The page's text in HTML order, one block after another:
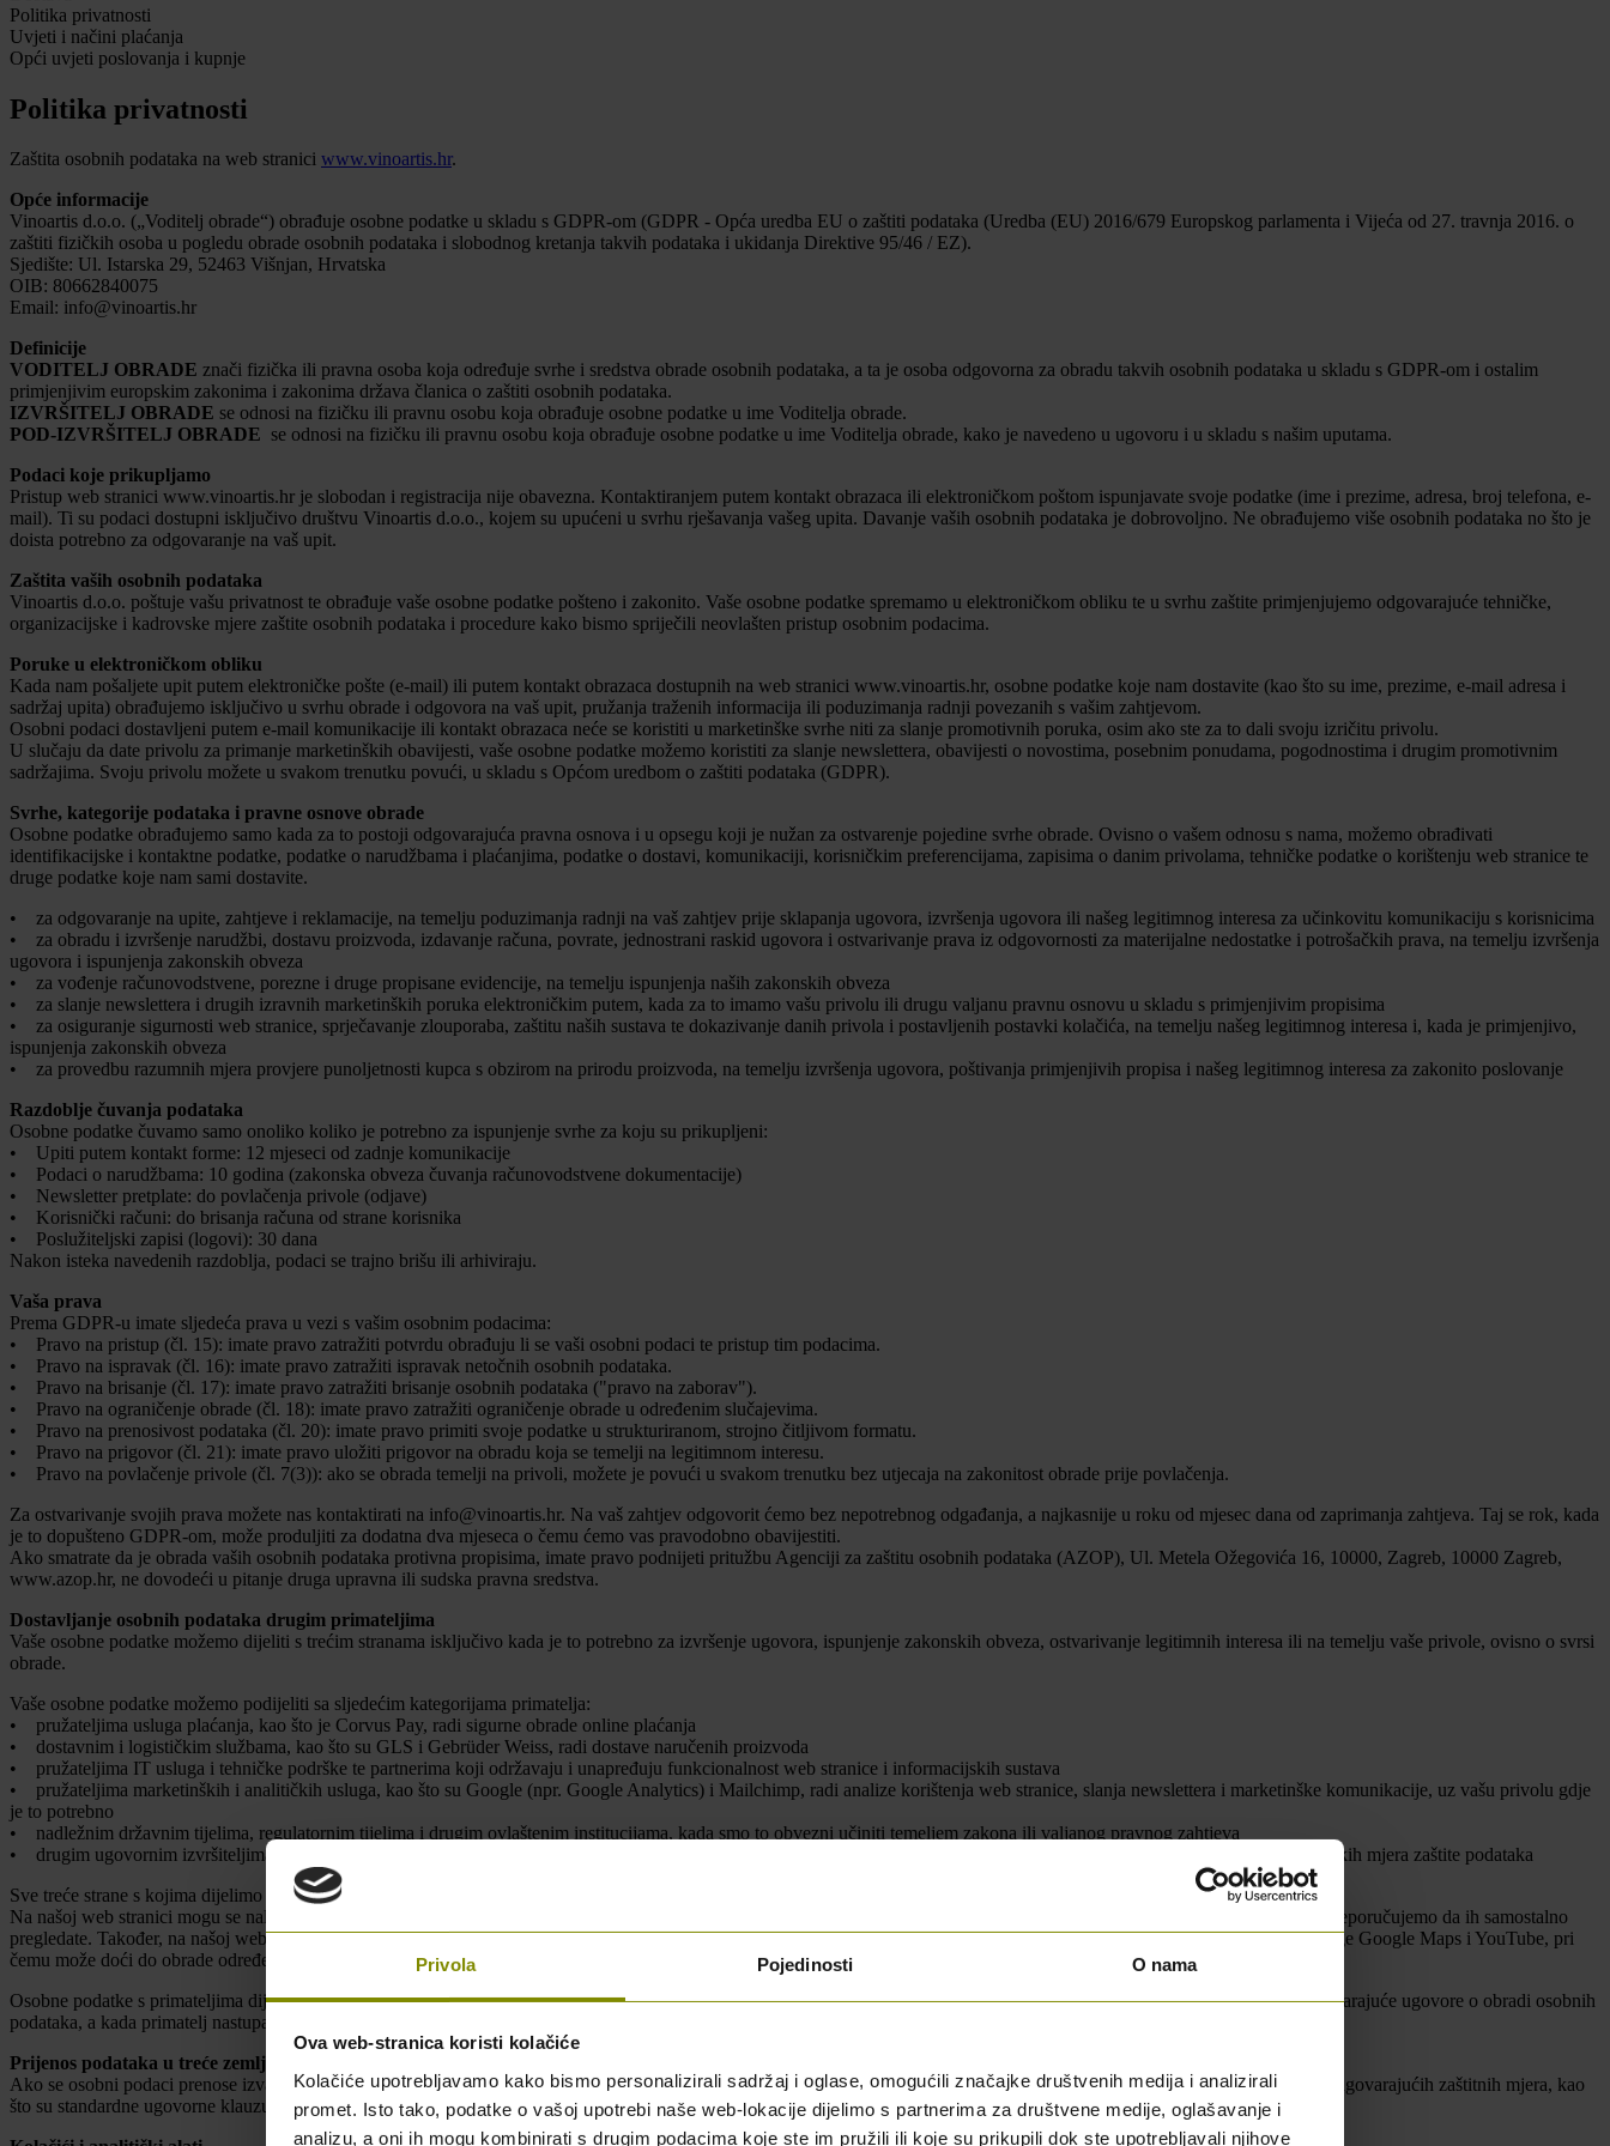
Privola Pojedinosti O nama
Ova web-stranica koristi kolačiće
Kolačiće upotrebljavamo kako bismo personalizirali sadržaj i oglase, omogućili značajke društvenih medija i analizirali
promet. Isto tako, podatke o vašoj upotrebi naše web-lokacije dijelimo s partnerima za društvene medije, oglašavanje i
analizu, a oni ih mogu kombinirati s drugim podacima koje ste im pružili ili koje su prikupili dok ste upotrebljavali njihove
Politika privatnosti
Uvjeti i načini plaćanja
Opći uvjeti poslovanja i kupnje
Politika privatnosti
Zaštita osobnih podataka na web stranici www.vinoartis.hr.
Opće informacije
Vinoartis d.o.o. („Voditelj obrade“) obrađuje osobne podatke u skladu s GDPR-om (GDPR - Opća uredba EU o zaštiti podataka (Uredba (EU) 2016/679 Europskog parlamenta i Vijeća od 27. travnja 2016. o
zaštiti fizičkih osoba u pogledu obrade osobnih podataka i slobodnog kretanja takvih podataka i ukidanja Direktive 95/46 / EZ).
Sjedište: Ul. Istarska 29, 52463 Višnjan, Hrvatska
OIB: 80662840075
Email: info@vinoartis.hr
Definicije
VODITELJ OBRADE znači fizička ili pravna osoba koja određuje svrhe i sredstva obrade osobnih podataka, a ta je osoba odgovorna za obradu takvih osobnih podataka u skladu s GDPR-om i ostalim
primjenjivim europskim zakonima i zakonima država članica o zaštiti osobnih podataka.
IZVRŠITELJ OBRADE se odnosi na fizičku ili pravnu osobu koja obrađuje osobne podatke u ime Voditelja obrade.
POD-IZVRŠITELJ OBRADE se odnosi na fizičku ili pravnu osobu koja obrađuje osobne podatke u ime Voditelja obrade, kako je navedeno u ugovoru i u skladu s našim uputama.
Podaci koje prikupljamo
Pristup web stranici www.vinoartis.hr je slobodan i registracija nije obavezna. Kontaktiranjem putem kontakt obrazaca ili elektroničkom poštom ispunjavate svoje podatke (ime i prezime, adresa, broj telefona, e-
mail). Ti su podaci dostupni isključivo društvu Vinoartis d.o.o., kojem su upućeni u svrhu rješavanja vašeg upita. Davanje vaših osobnih podataka je dobrovoljno. Ne obrađujemo više osobnih podataka no što je
doista potrebno za odgovaranje na vaš upit.
Zaštita vaših osobnih podataka
Vinoartis d.o.o. poštuje vašu privatnost te obrađuje vaše osobne podatke pošteno i zakonito. Vaše osobne podatke spremamo u elektroničkom obliku te u svrhu zaštite primjenjujemo odgovarajuće tehničke,
organizacijske i kadrovske mjere zaštite osobnih podataka i procedure kako bismo spriječili neovlašten pristup osobnim podacima.
Poruke u elektroničkom obliku
Kada nam pošaljete upit putem elektroničke pošte (e-mail) ili putem kontakt obrazaca dostupnih na web stranici www.vinoartis.hr, osobne podatke koje nam dostavite (kao što su ime, prezime, e-mail adresa i
sadržaj upita) obrađujemo isključivo u svrhu obrade i odgovora na vaš upit, pružanja traženih informacija ili poduzimanja radnji povezanih s vašim zahtjevom.
Osobni podaci dostavljeni putem e-mail komunikacije ili kontakt obrazaca neće se koristiti u marketinške svrhe niti za slanje promotivnih poruka, osim ako ste za to dali svoju izričitu privolu.
U slučaju da date privolu za primanje marketinških obavijesti, vaše osobne podatke možemo koristiti za slanje newslettera, obavijesti o novostima, posebnim ponudama, pogodnostima i drugim promotivnim
sadržajima. Svoju privolu možete u svakom trenutku povući, u skladu s Općom uredbom o zaštiti podataka (GDPR).
Svrhe, kategorije podataka i pravne osnove obrade
Osobne podatke obrađujemo samo kada za to postoji odgovarajuća pravna osnova i u opsegu koji je nužan za ostvarenje pojedine svrhe obrade. Ovisno o vašem odnosu s nama, možemo obrađivati
identifikacijske i kontaktne podatke, podatke o narudžbama i plaćanjima, podatke o dostavi, komunikaciji, korisničkim preferencijama, zapisima o danim privolama, tehničke podatke o korištenju web stranice te
druge podatke koje nam sami dostavite.
• za odgovaranje na upite, zahtjeve i reklamacije, na temelju poduzimanja radnji na vaš zahtjev prije sklapanja ugovora, izvršenja ugovora ili našeg legitimnog interesa za učinkovitu komunikaciju s korisnicima
• za obradu i izvršenje narudžbi, dostavu proizvoda, izdavanje računa, povrate, jednostrani raskid ugovora i ostvarivanje prava iz odgovornosti za materijalne nedostatke i potrošačkih prava, na temelju izvršenja
ugovora i ispunjenja zakonskih obveza
• za vođenje računovodstvene, porezne i druge propisane evidencije, na temelju ispunjenja naših zakonskih obveza
• za slanje newslettera i drugih izravnih marketinških poruka elektroničkim putem, kada za to imamo vašu privolu ili drugu valjanu pravnu osnovu u skladu s primjenjivim propisima
• za osiguranje sigurnosti web stranice, sprječavanje zlouporaba, zaštitu naših sustava te dokazivanje danih privola i postavljenih postavki kolačića, na temelju našeg legitimnog interesa i, kada je primjenjivo,
ispunjenja zakonskih obveza
• za provedbu razumnih mjera provjere punoljetnosti kupca s obzirom na prirodu proizvoda, na temelju izvršenja ugovora, poštivanja primjenjivih propisa i našeg legitimnog interesa za zakonito poslovanje
Razdoblje čuvanja podataka
Osobne podatke čuvamo samo onoliko koliko je potrebno za ispunjenje svrhe za koju su prikupljeni:
• Upiti putem kontakt forme: 12 mjeseci od zadnje komunikacije
• Podaci o narudžbama: 10 godina (zakonska obveza čuvanja računovodstvene dokumentacije)
• Newsletter pretplate: do povlačenja privole (odjave)
• Korisnički računi: do brisanja računa od strane korisnika
• Poslužiteljski zapisi (logovi): 30 dana
Nakon isteka navedenih razdoblja, podaci se trajno brišu ili arhiviraju.
Vaša prava
Prema GDPR-u imate sljedeća prava u vezi s vašim osobnim podacima:
• Pravo na pristup (čl. 15): imate pravo zatražiti potvrdu obrađuju li se vaši osobni podaci te pristup tim podacima.
• Pravo na ispravak (čl. 16): imate pravo zatražiti ispravak netočnih osobnih podataka.
• Pravo na brisanje (čl. 17): imate pravo zatražiti brisanje osobnih podataka ("pravo na zaborav").
• Pravo na ograničenje obrade (čl. 18): imate pravo zatražiti ograničenje obrade u određenim slučajevima.
• Pravo na prenosivost podataka (čl. 20): imate pravo primiti svoje podatke u strukturiranom, strojno čitljivom formatu.
• Pravo na prigovor (čl. 21): imate pravo uložiti prigovor na obradu koja se temelji na legitimnom interesu.
• Pravo na povlačenje privole (čl. 7(3)): ako se obrada temelji na privoli, možete je povući u svakom trenutku bez utjecaja na zakonitost obrade prije povlačenja.
Za ostvarivanje svojih prava možete nas kontaktirati na info@vinoartis.hr. Na vaš zahtjev odgovorit ćemo bez nepotrebnog odgađanja, a najkasnije u roku od mjesec dana od zaprimanja zahtjeva. Taj se rok, kada
je to dopušteno GDPR-om, može produljiti za dodatna dva mjeseca o čemu ćemo vas pravodobno obavijestiti.
Ako smatrate da je obrada vaših osobnih podataka protivna propisima, imate pravo podnijeti pritužbu Agenciji za zaštitu osobnih podataka (AZOP), Ul. Metela Ožegovića 16, 10000, Zagreb, 10000 Zagreb,
www.azop.hr, ne dovodeći u pitanje druga upravna ili sudska pravna sredstva.
Dostavljanje osobnih podataka drugim primateljima
Vaše osobne podatke možemo dijeliti s trećim stranama isključivo kada je to potrebno za izvršenje ugovora, ispunjenje zakonskih obveza, ostvarivanje legitimnih interesa ili na temelju vaše privole, ovisno o svrsi
obrade.
Vaše osobne podatke možemo podijeliti sa sljedećim kategorijama primatelja:
• pružateljima usluga plaćanja, kao što je Corvus Pay, radi sigurne obrade online plaćanja
• dostavnim i logističkim službama, kao što su GLS i Gebrüder Weiss, radi dostave naručenih proizvoda
• pružateljima IT usluga i tehničke podrške te partnerima koji održavaju i unapređuju funkcionalnost web stranice i informacijskih sustava
• pružateljima marketinških i analitičkih usluga, kao što su Google (npr. Google Analytics) i Mailchimp, radi analize korištenja web stranice, slanja newslettera i marketinške komunikacije, uz vašu privolu gdje
je to potrebno
• nadležnim državnim tijelima, regulatornim tijelima i drugim ovlaštenim institucijama, kada smo to obvezni učiniti temeljem zakona ili valjanog pravnog zahtjeva
• drugim ugovornim izvršiteljima obrade (podizvršiteljima) koji obrađuju osobne podatke isključivo prema našim uputama i uz primjenu odgovarajućih tehničkih i organizacijskih mjera zaštite podataka
Sve treće strane s kojima dijelimo osobne podatke obvezne su osigurati odgovarajuću razinu zaštite osobnih podataka i koristiti ih isključivo u svrhe za koje su im dostavljeni.
Na našoj web stranici mogu se nalaziti poveznice na druge web stranice i servise trećih strana. Pravila privatnosti tih stranica mogu se razlikovati od ovih Pravila privatnosti te preporučujemo da ih samostalno
pregledate. Također, na našoj web stranici mogu biti integrirane usluge i sadržaji trećih strana, uključujući društvene mreže kao što su Facebook, Instagram, LinkedIn, kao i usluge Google Maps i YouTube, pri
čemu može doći do obrade određenih osobnih podataka od strane tih pružatelja usluga u skladu s njihovim pravilima privatnosti.
Osobne podatke s primateljima dijelimo samo u opsegu koji je potreban za ostvarenje pojedine svrhe obrade. S primateljima koji nastupaju kao izvršitelji obrade sklapamo odgovarajuće ugovore o obradi osobnih
podataka, a kada primatelj nastupa kao zaseban voditelj obrade, obrada se provodi u skladu s njegovim vlastitim pravilima i primjenjivim propisima.
Prijenos podataka u treće zemlje
Ako se osobni podaci prenose izvan Europskog gospodarskog prostora, takav prijenos provodimo samo kada postoji odluka Europske komisije o primjerenosti ili uz primjenu odgovarajućih zaštitnih mjera, kao
što su standardne ugovorne klauzule, dodatne tehničke i organizacijske mjere te druga jamstva dopuštena GDPR-om.